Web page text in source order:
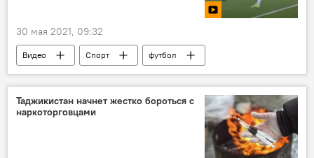
30 мая 2021, 09:32
Видео Спорт футбол
Таджикистан начнет жестко бороться с
наркоторговцами